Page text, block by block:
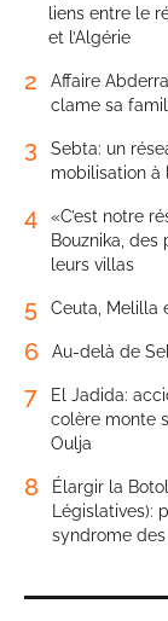
liens entre le
et l’Algérie
2
Affaire
clame sa
3
Sebta: un
mobilisation à
4
«C’est notre
Bouznika,
leurs villas
5 Ceuta, Melilla
6 Au-delà de
7
El Jadida:
colère monte
Oulja
8
Élargir la
syndrome